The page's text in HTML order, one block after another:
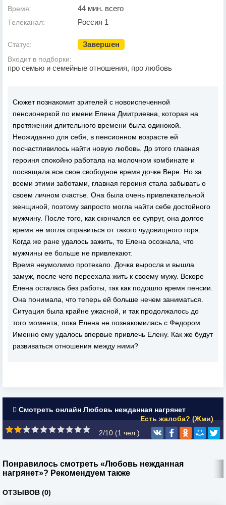
Время: 44 мин. всего
Телеканал: Россия 1
Статус: Завершен
Входит в подборки:
про семью и семейные отношения, про любовь
Сюжет познакомит зрителей с новоиспеченной
пенсионеркой по имени Елена Дмитриевна, которая на
протяжении длительного времени была одинокой.
Неожиданно для себя, в пенсионном возрасте ей
посчастливилось найти новую любовь. До этого главная
героиня спокойно работала на молочном комбинате и
посвящала все свое свободное время дочке Вере. Но за
всеми этими заботами, главная героиня стала забывать о
своем личном счастье. Она была очень привлекательной
женщиной, поэтому запросто могла найти себе достойного
мужчину. После того, как скончался ее супруг, она долгое
время не могла оправиться от такого чудовищного горя.
Когда же ране удалось зажить, то Елена осознала, что
мужчины ее больше не привлекают.
Время неумолимо протекало. Дочка выросла и вышла
замуж, после чего переехала жить к своему мужу. Вскоре
Елена осталась без работы, так как подошло время пенсии.
Она понимала, что теперь ей больше нечем заниматься.
Ситуация была крайне ужасной, и так продолжалось до
того момента, пока Елена не познакомилась с Федором.
Именно ему удалось впервые привлечь Елену. Как же будут
развиваться отношения между ними?
Смотреть онлайн Любовь нежданная нагрянет
Есть жалоба? (Жми)
2/10 (1 чел.)
Понравилось смотреть «Любовь нежданная
нагрянет»? Рекомендуем также
ОТЗЫВОВ (0)